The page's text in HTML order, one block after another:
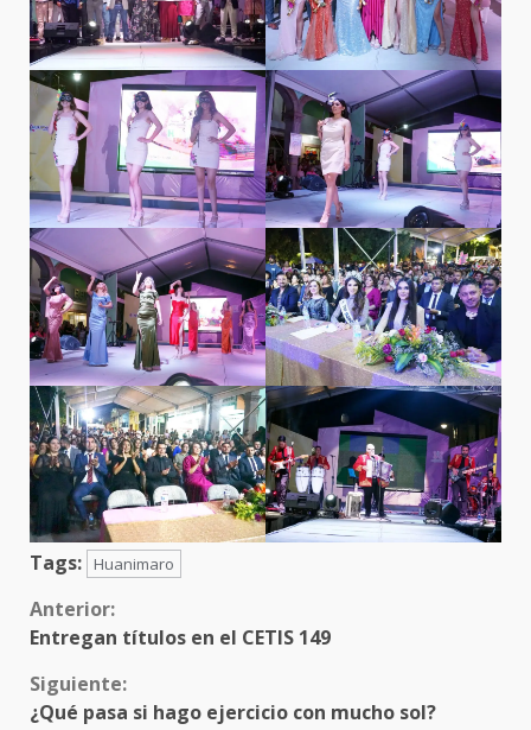
Tags: Huanimaro
Sigue
leyendo
Anterior:
Entregan títulos en el CETIS 149
Siguiente:
¿Qué pasa si hago ejercicio con mucho sol?